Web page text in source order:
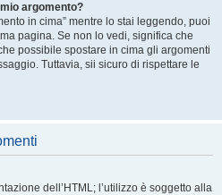
argomento?
in cima” mentre lo stai leggendo, puoi
pagina. Se non lo vedi, significa che
possibile spostare in cima gli argomenti
Tuttavia, sii sicuro di rispettare le
dell’HTML; l’utilizzo è soggetto alla